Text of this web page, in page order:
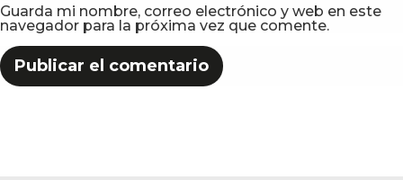
Guarda mi nombre, correo electrónico y web en este
navegador para la próxima vez que comente.